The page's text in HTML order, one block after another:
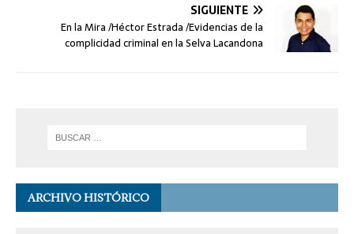
SIGUIENTE
En la Mira /Héctor Estrada /Evidencias de la
complicidad criminal en la Selva Lacandona
ARCHIVO HISTÓRICO